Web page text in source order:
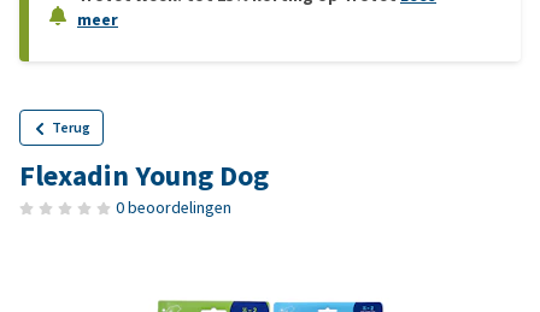
meer
Terug
Flexadin Young Dog
0 beoordelingen